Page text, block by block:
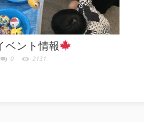
ント情報
0 2131